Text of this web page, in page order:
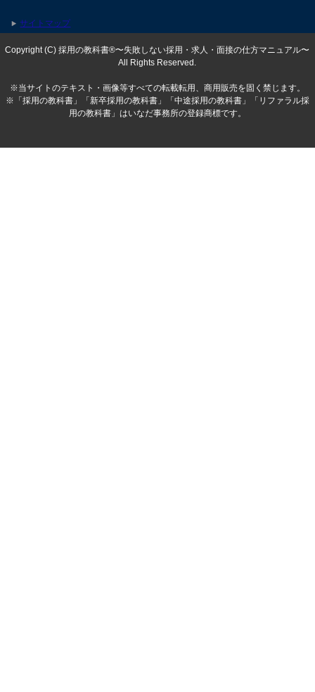
サイトマップ
Copyright (C) 採用の教科書®〜失敗しない採用・求人・面接の仕方マニュアル〜
All Rights Reserved.
※当サイトのテキスト・画像等すべての転載転用、商用販売を固く禁じます。
※「採用の教科書」「新卒採用の教科書」「中途採用の教科書」「リファラル採
用の教科書」はいなだ事務所の登録商標です。